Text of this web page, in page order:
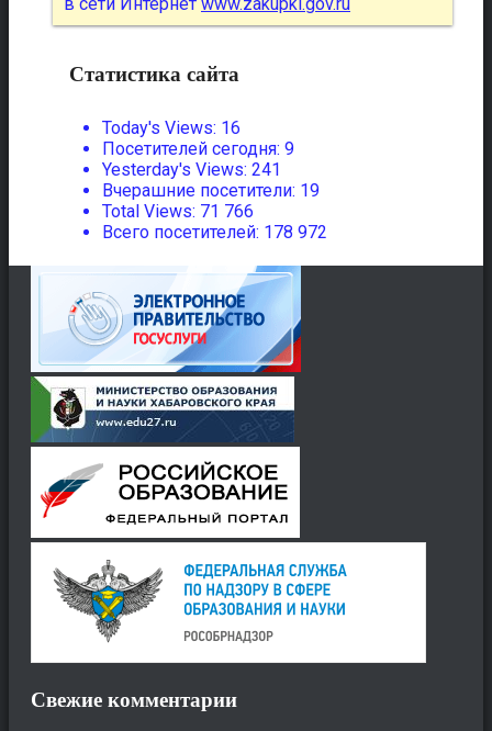
Статистика сайта
Today's Views: 16
Посетителей сегодня: 9
Yesterday's Views: 241
Вчерашние посетители: 19
Total Views: 71 766
Всего посетителей: 178 972
Свежие комментарии